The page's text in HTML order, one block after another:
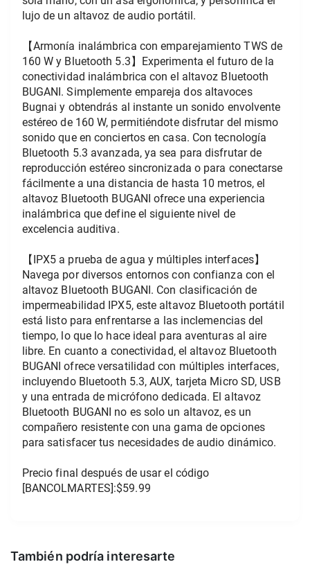
lujo de un altavoz de audio portátil.
【Armonía inalámbrica con emparejamiento TWS de
160 W y Bluetooth 5.3】Experimenta el futuro de la
conectividad inalámbrica con el altavoz Bluetooth
BUGANI. Simplemente empareja dos altavoces
Bugnai y obtendrás al instante un sonido envolvente
estéreo de 160 W, permitiéndote disfrutar del mismo
sonido que en conciertos en casa. Con tecnología
Bluetooth 5.3 avanzada, ya sea para disfrutar de
reproducción estéreo sincronizada o para conectarse
fácilmente a una distancia de hasta 10 metros, el
altavoz Bluetooth BUGANI ofrece una experiencia
inalámbrica que define el siguiente nivel de
excelencia auditiva.
【IPX5 a prueba de agua y múltiples interfaces】
Navega por diversos entornos con confianza con el
altavoz Bluetooth BUGANI. Con clasificación de
impermeabilidad IPX5, este altavoz Bluetooth portátil
está listo para enfrentarse a las inclemencias del
tiempo, lo que lo hace ideal para aventuras al aire
libre. En cuanto a conectividad, el altavoz Bluetooth
BUGANI ofrece versatilidad con múltiples interfaces,
incluyendo Bluetooth 5.3, AUX, tarjeta Micro SD, USB
y una entrada de micrófono dedicada. El altavoz
Bluetooth BUGANI no es solo un altavoz, es un
compañero resistente con una gama de opciones
para satisfacer tus necesidades de audio dinámico.
Precio final después de usar el código
[BANCOLMARTES]:$59.99
También podría interesarte